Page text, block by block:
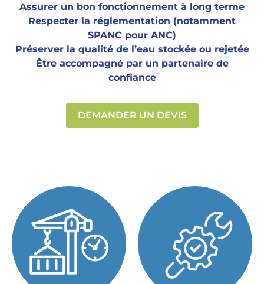
Assurer un bon fonctionnement à long terme
Respecter la réglementation (notamment
SPANC pour ANC)
Préserver la qualité de l’eau stockée ou rejetée
Être accompagné par un partenaire de
confiance
DEMANDER UN DEVIS